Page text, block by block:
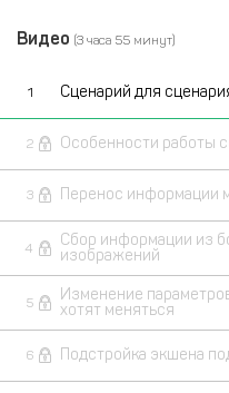
Видео (3 часа 55 минут)
1 Сценарий для
2 Особенности работы
3 Перенос информации
4
Сбор информации из
изображений
5
Изменение
хотят меняться
6 Подстройка экшена